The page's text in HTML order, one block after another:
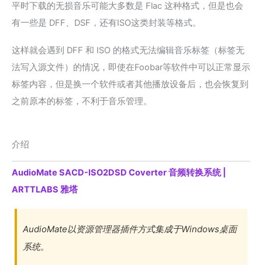
平时下载的无损音乐可能大多数是 Flac 这种格式，但是也会
有一些是 DFF、DSF，还有ISO这类封装等格式。
这样就会遇到 DFF 和 ISO 的格式无法编辑音乐标签（标签无
法写入源文件）的情况，即使在Foobar等软件中可以正常显示
标签内容，但是换一个软件或者其他播放设备后，也会恢复到
之前原本的标签，不利于音乐管理。
介绍
AudioMate SACD-ISO2DSD Coverter 音频转换系统 |
ARTTLABS 雅塔
AudioMate以资源管理器插件方式集成于Windows桌面
系统。